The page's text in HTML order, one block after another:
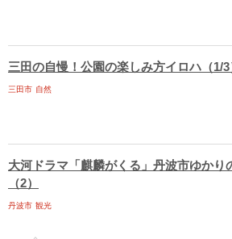
三田の自慢！公園の楽しみ方イロハ（1/3
三田市 自然
大河ドラマ「麒麟がくる」丹波市ゆかり
（2）
丹波市 観光